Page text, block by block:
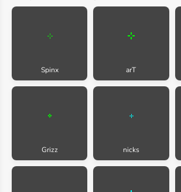
Spinx arT
Grizz nicks